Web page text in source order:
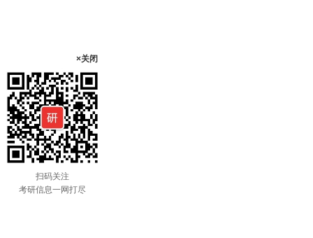
×关闭
扫码关注
考研信息一网打尽